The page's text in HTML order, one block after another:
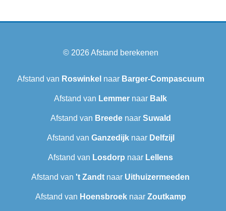
© 2026Afstand berekenen
Afstand van Roswinkel naar Barger-Compascuum
Afstand van Lemmer naar Balk
Afstand van Breedenaar Suwald
Afstand van Ganzedijknaar Delfzijl
Afstand van Losdorp naar Lellens
Afstand van 't Zandt naar Uithuizermeeden
Afstand van Hoensbroeknaar Zoutkamp